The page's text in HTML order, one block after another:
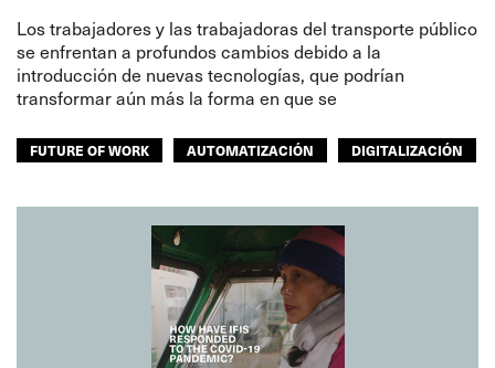
Los trabajadores y las trabajadoras del transporte público
se enfrentan a profundos cambios debido a la
introducción de nuevas tecnologías, que podrían
transformar aún más la forma en que se
FUTURE OF WORK AUTOMATIZACIÓN DIGITALIZACIÓN